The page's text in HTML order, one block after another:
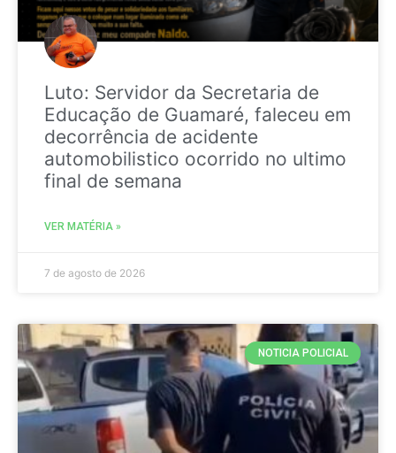
Luto: Servidor da Secretaria de
Educação de Guamaré, faleceu em
decorrência de acidente
automobilistico ocorrido no ultimo
final de semana
VER MATÉRIA »
7 de agosto de 2026
NOTICIA POLICIAL